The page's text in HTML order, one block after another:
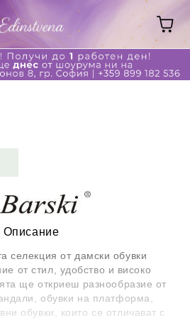
Описание
селекция от дамски обувки
от стил, удобство и високо
ще откриеш разнообразие от
обувки на платформа,
обувки, които се отличават с